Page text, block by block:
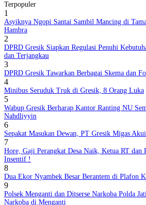
Terpopuler
1
Asyiknya Ngopi Santai Sambil Mancing di
Hambra
2
DPRD Gresik Siapkan Regulasi Penuhi
dan Terjangkau
3
DPRD Gresik Tawarkan Berbagai Skema dan
4
Minibus Seruduk Truk di Gresik, 8 Orang Luka
5
Wabup Gresik Berharap Kantor Ranting NU
Nahdliyyin
6
Sepakat Masukan Dewan, PT Gresik Migas
7
Hore, Gaji Perangkat Desa Naik, Ketua RT
Insentif !
8
Dua Ekor Nyambek Besar Berantem di Plafon
9
Polsek Menganti dan Ditserse Narkoba Polda
Narkoba di Menganti